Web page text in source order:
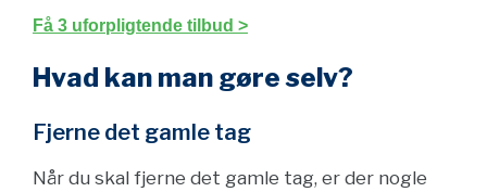
Få 3 uforpligtende tilbud >
Hvad kan man gøre selv?
Fjerne det gamle tag
Når du skal fjerne det gamle tag, er der nogle